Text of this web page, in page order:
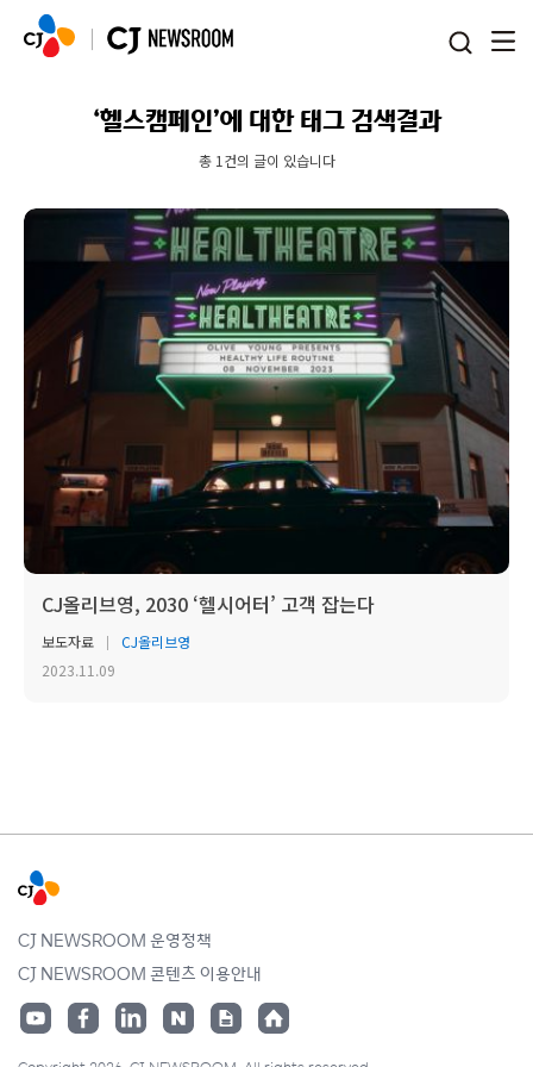
‘헬스캠페인’에 대한 태그 검색결과
총 1건의 글이 있습니다
CJ올리브영, 2030 ‘헬시어터’ 고객 잡는다
보도자료
CJ올리브영
2023.11.09
CJ NEWSROOM 운영정책
CJ NEWSROOM 콘텐츠 이용안내